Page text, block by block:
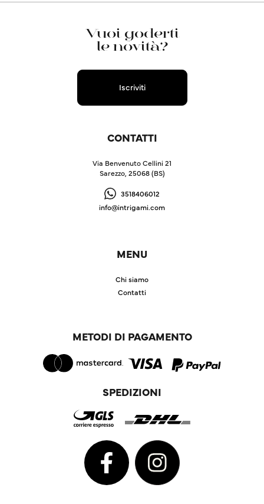
Vuoi goderti
le novità?
Iscriviti
CONTATTI
Via Benvenuto Cellini 21
Sarezzo, 25068 (BS)
3518406012
info@intrigami.com
MENU
Chi siamo
Contatti
METODI DI PAGAMENTO
SPEDIZIONI